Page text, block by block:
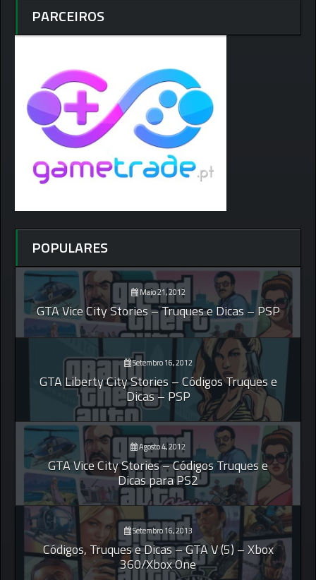
PARCEIROS
POPULARES
Maio 21, 2012
GTA Vice City Stories – Truques e Dicas – PSP
Setembro 16, 2012
GTA Liberty City Stories – Códigos Truques e
Dicas – PSP
Agosto 4, 2012
GTA Vice City Stories – Códigos Truques e
Dicas para PS2
Setembro 16, 2013
Códigos, Truques e Dicas – GTA V (5) – Xbox
360/Xbox One